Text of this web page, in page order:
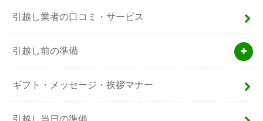
引越し業者の口コミ・サービス
引越し前の準備
ギフト・メッセージ・挨拶マナー
引越し当日の準備